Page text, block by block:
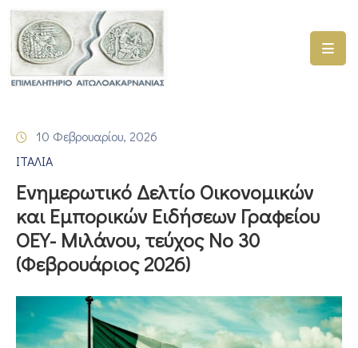
ΑΡΧΙΚΗ
ΓΕΜΗ
–
ΠΡΟΓΡΑΜΜΑΤΑ
ΕΠΙΜΕΛΗΤΗΡΙΟΥ
ΣΥΜΜΕΤΟΧΗ
ΕΤΑΙΡΕΙΕΣ
10 Φεβρουαρίου, 2026
ΙΤΑΛΙΑ
Ενημερωτικό Δελτίο Οικονομικών
και Εμπορικών Ειδήσεων Γραφείου
ΟΕΥ- Μιλάνου, τεύχος Νο 30
(Φεβρουάριος 2026)